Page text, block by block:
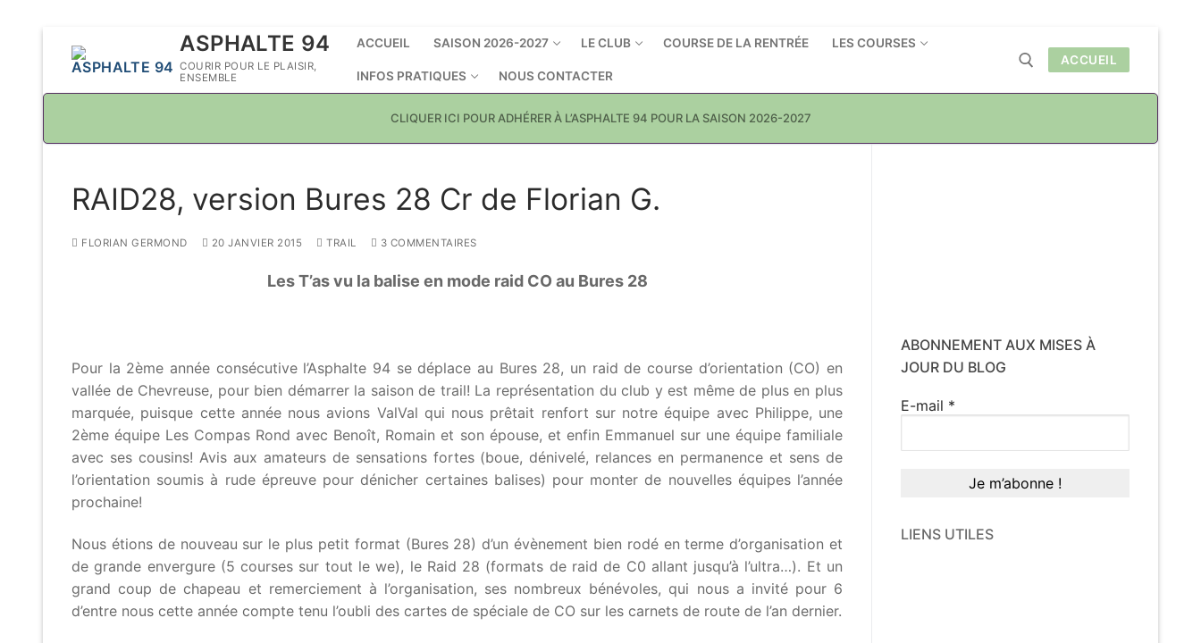
ASPHALTE 94
COURIR POUR LE PLAISIR,
ENSEMBLE
ACCUEIL SAISON 2026-2027 LE CLUB COURSE DE LA RENTRÉE LES COURSES
INFOS PRATIQUES NOUS CONTACTER
ACCUEIL
CLIQUER ICI POUR ADHÉRER À L’ASPHALTE 94 POUR LA SAISON 2026-2027
RAID28, version Bures 28 Cr de Florian G.
FLORIAN GERMOND 20 JANVIER 2015 TRAIL 3 COMMENTAIRES
Les T’as vu la balise en mode raid CO au Bures 28
Pour la 2ème année consécutive l’Asphalte 94 se déplace au Bures 28, un raid de course d’orientation (CO) en
vallée de Chevreuse, pour bien démarrer la saison de trail! La représentation du club y est même de plus en plus
marquée, puisque cette année nous avions ValVal qui nous prêtait renfort sur notre équipe avec Philippe, une
2ème équipe Les Compas Rond avec Benoît, Romain et son épouse, et enfin Emmanuel sur une équipe familiale
avec ses cousins! Avis aux amateurs de sensations fortes (boue, dénivelé, relances en permanence et sens de
l’orientation soumis à rude épreuve pour dénicher certaines balises) pour monter de nouvelles équipes l’année
prochaine!
Nous étions de nouveau sur le plus petit format (Bures 28) d’un évènement bien rodé en terme d’organisation et
de grande envergure (5 courses sur tout le we), le Raid 28 (formats de raid de C0 allant jusqu’à l’ultra…). Et un
grand coup de chapeau et remerciement à l’organisation, ses nombreux bénévoles, qui nous a invité pour 6
d’entre nous cette année compte tenu l’oubli des cartes de spéciale de CO sur les carnets de route de l’an dernier.
ABONNEMENT AUX MISES À
JOUR DU BLOG
E-mail *
LIENS UTILES